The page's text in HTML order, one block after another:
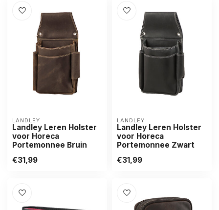
LANDLEY
Landley Leren Holster
voor Horeca
Portemonnee Bruin
€31,99
LANDLEY
Landley Leren Holster
voor Horeca
Portemonnee Zwart
€31,99